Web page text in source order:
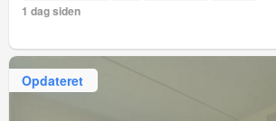
1 dag siden
Opdateret